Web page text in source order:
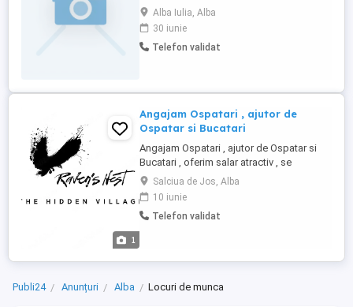
medical de recuperare.Drenaj limfatic și
masaj pentru afecțiuni ale nervului
sciatic.Tel.
Alba Iulia, Alba
30 iunie
Telefon validat
1
Angajam Ospatari , ajutor de
Ospatar si Bucatari
Angajam Ospatari , ajutor de Ospatar si
Bucatari , oferim salar atractiv , se
lucreaza in ture normale , oferim cazare si
masa . Perioada de angajare este 15 iunie
-01 noiembrie sau 15 iunie - 15 septembrie
. Pentru persoanele care nu au experienta
Salciua de Jos, Alba
10 iunie
Telefon validat
Publi24 Anunțuri Alba Locuri de munca